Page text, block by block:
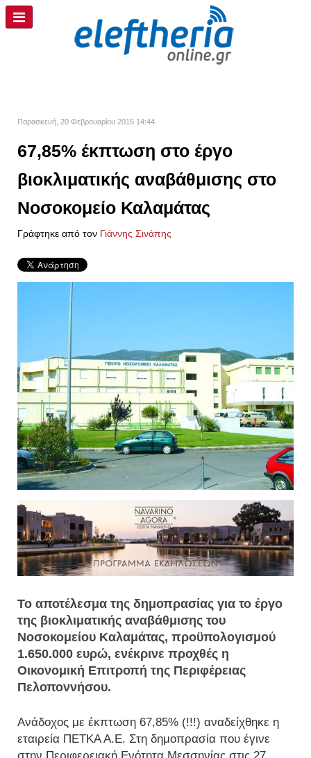
Παρασκευή, 20 Φεβρουαρίου 2015 14:44
67,85% έκπτωση στο έργο
βιοκλιματικής αναβάθμισης στο
Νοσοκομείο Καλαμάτας
Γράφτηκε από τον Γιάννης Σινάπης
Το αποτέλεσμα της δημοπρασίας για το έργο
της βιοκλιματικής αναβάθμισης του
Νοσοκομείου Καλαμάτας, προϋπολογισμού
1.650.000 ευρώ, ενέκρινε προχθές η
Οικονομική Επιτροπή της Περιφέρειας
Πελοποννήσου.
Ανάδοχος με έκπτωση 67,85% (!!!) αναδείχθηκε η
εταιρεία ΠΕΤΚΑ Α.Ε. Στη δημοπρασία που έγινε